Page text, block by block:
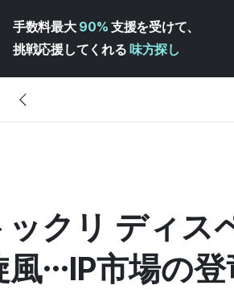
手数料最大 90% 支援を受けて、
挑戦応援してくれる 味方探し
クリ ディスペ
…IP市場の登